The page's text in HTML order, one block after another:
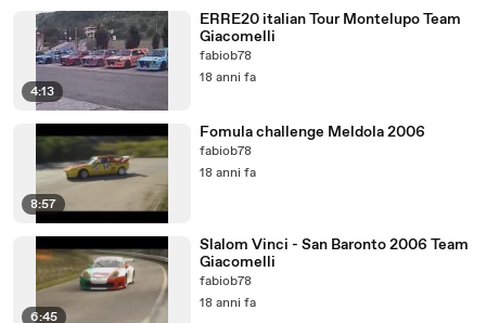
4:13
ERRE20 italian Tour Montelupo Team
Giacomelli
fabiob78
18 anni fa
8:57
Fomula challenge Meldola 2006
fabiob78
18 anni fa
6:45
Slalom Vinci - San Baronto 2006 Team
Giacomelli
fabiob78
18 anni fa